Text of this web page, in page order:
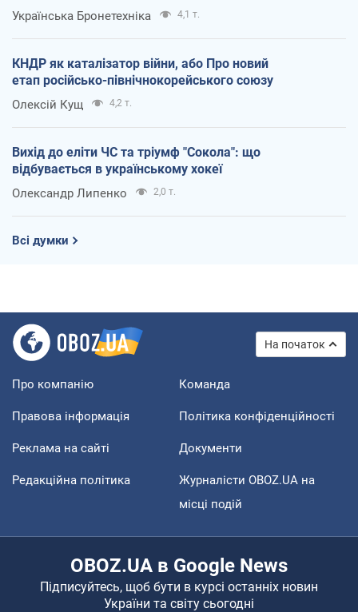
Українська Бронетехніка 4,1 т.
КНДР як каталізатор війни, або Про новий
етап російсько-північнокорейського союзу
Олексій Кущ 4,2 т.
Вихід до еліти ЧС та тріумф "Сокола": що
відбувається в українському хокеї
Олександр Липенко 2,0 т.
Всі думки
На початок
Про компанію Команда
Правова інформація Політика конфіденційності
Реклама на сайті Документи
Редакційна політика
Журналісти OBOZ.UA на
місці подій
OBOZ.UA в Google News
Підписуйтесь, щоб бути в курсі останніх новин
України та світу сьогодні